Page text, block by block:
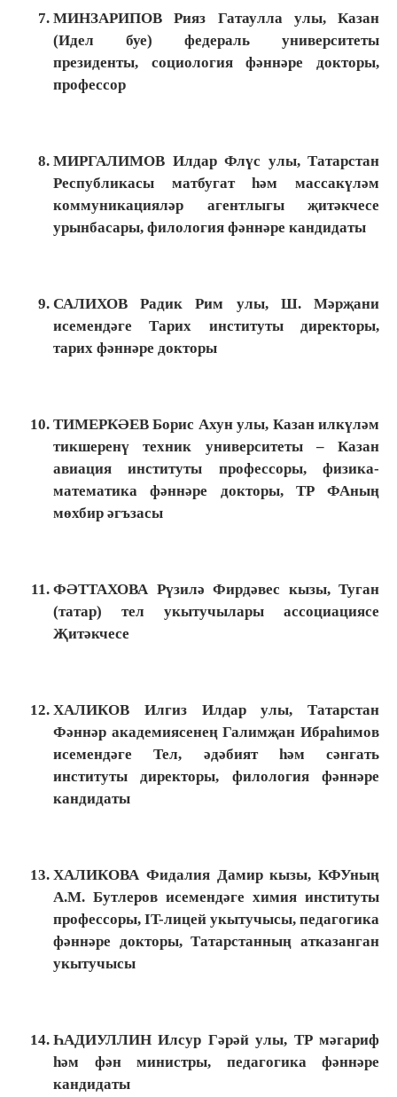
МИНЗАРИПОВ Рияз Гатаулла улы, Казан
(Идел буе) федераль университеты
президенты, социология фәннәре докторы,
профессор
МИРГАЛИМОВ Илдар Флүс улы, Татарстан
Республикасы матбугат һәм массакүләм
коммуникацияләр агентлыгы җитәкчесе
урынбасары, филология фәннәре кандидаты
САЛИХОВ Радик Рим улы, Ш. Мәрҗани
исемендәге Тарих институты директоры,
тарих фәннәре докторы
ТИМЕРКӘЕВ Борис Ахун улы, Казан илкүләм
тикшеренү техник университеты – Казан
авиация институты профессоры, физика-
математика фәннәре докторы, ТР ФАның
мөхбир әгъзасы
ФӘТТАХОВА Рүзилә Фирдәвес кызы, Туган
(татар) тел укытучылары ассоциациясе
Җитәкчесе
ХАЛИКОВ Илгиз Илдар улы, Татарстан
Фәннәр академиясенең Галимҗан Ибраһимов
исемендәге Тел, әдәбият һәм сәнгать
институты директоры, филология фәннәре
кандидаты
ХАЛИКОВА Фидалия Дамир кызы, КФУның
А.М. Бутлеров исемендәге химия институты
профессоры, IT-лицей укытучысы, педагогика
фәннәре докторы, Татарстанның атказанган
укытучысы
ҺАДИУЛЛИН Илсур Гәрәй улы, ТР мәгариф
һәм фән министры, педагогика фәннәре
кандидаты